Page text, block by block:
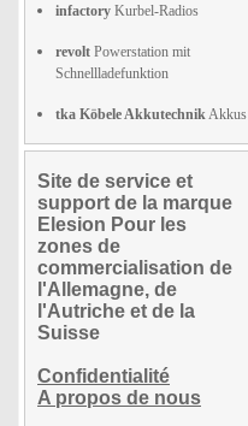
infactory Kurbel-Radios
revolt Powerstation mit
Schnellladefunktion
tka Köbele AkkutechnikAkkus
Site de service et
support de la marque
Elesion Pour les
zones de
commercialisation de
l'Allemagne, de
l'Autriche et de la
Suisse
Confidentialité
A propos de nous